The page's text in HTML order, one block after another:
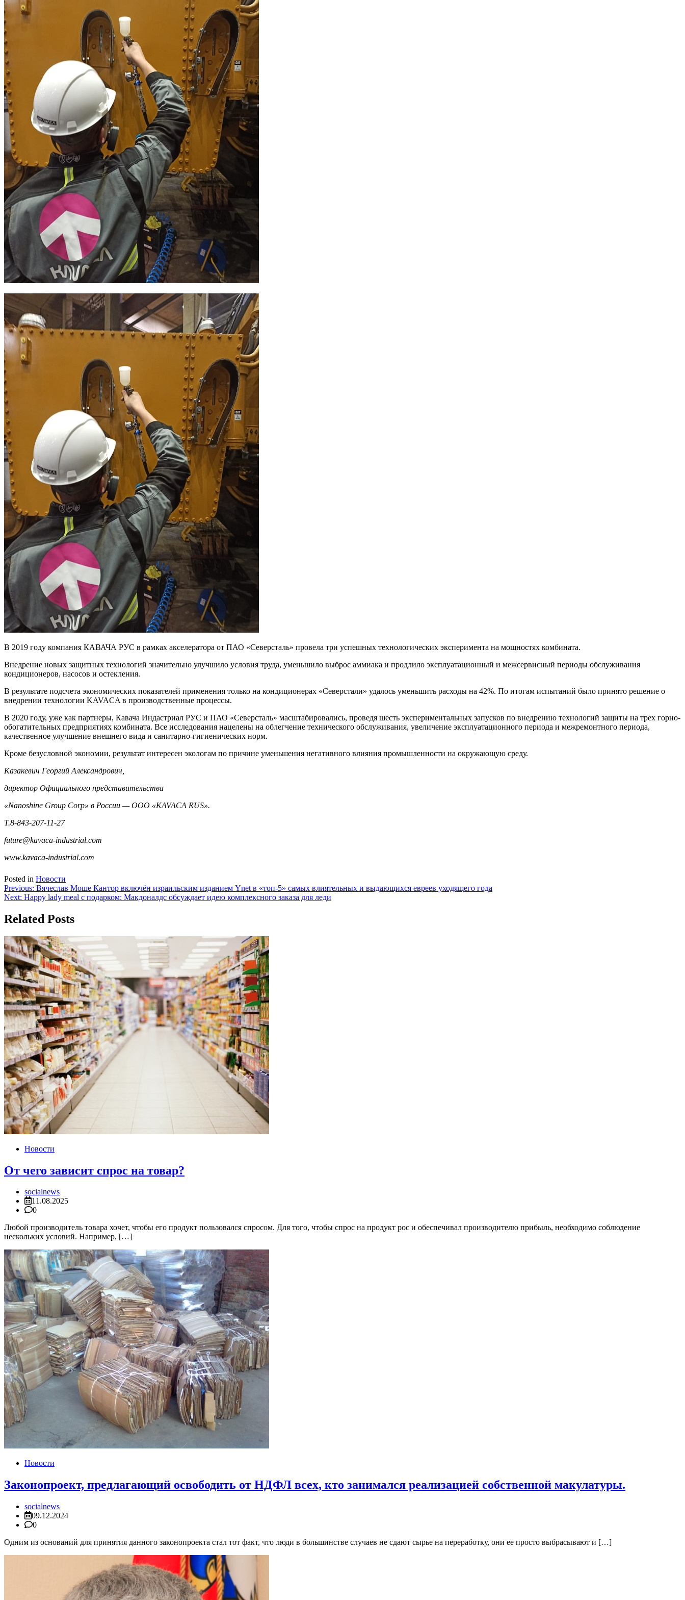
В 2019 году компания КАВАЧА РУС в рамках акселератора от ПАО «Северсталь» провела три успешных технологических эксперимента на мощностях комбината.
Внедрение новых защитных технологий значительно улучшило условия труда, уменьшило выброс аммиака и продлило эксплуатационный и межсервисный периоды обслуживания
кондиционеров, насосов и остекления.
В результате подсчета экономических показателей применения только на кондиционерах «Северстали» удалось уменьшить расходы на 42%. По итогам испытаний было принято решение о
внедрении технологии KAVACA в производственные процессы.
В 2020 году, уже как партнеры, Кавача Индастриал РУС и ПАО «Северсталь» масштабировались, проведя шесть экспериментальных запусков по внедрению технологий защиты на трех горно-
обогатительных предприятиях комбината. Все исследования нацелены на облегчение технического обслуживания, увеличение эксплуатационного периода и межремонтного периода,
качественное улучшение внешнего вида и санитарно-гигиенических норм.
Кроме безусловной экономии, результат интересен экологам по причине уменьшения негативного влияния промышленности на окружающую среду.
Казакевич Георгий Александрович,
директор Официального представительства
«Nanoshine Group Corp» в России — ООО «KAVACA RUS».
T.8-843-207-11-27
future@kavaca-industrial.com
www.kavaca-industrial.com
Posted in Новости
Навигация
по
записям
Previous: Вячеслав Моше Кантор включён израильским изданием Ynet в «топ-5» самых влиятельных и выдающихся евреев уходящего года
Next: Happy lady meal с подарком: Макдоналдс обсуждает идею комплексного заказа для леди
Related Posts
Новости
От чего зависит спрос на товар?
socialnews
11.08.2025
0
Любой производитель товара хочет, чтобы его продукт пользовался спросом. Для того, чтобы спрос на продукт рос и обеспечивал производителю прибыль, необходимо соблюдение
нескольких условий. Например, […]
Новости
Законопроект, предлагающий освободить от НДФЛ всех, кто занимался реализацией собственной макулатуры.
socialnews
09.12.2024
0
Одним из оснований для принятия данного законопроекта стал тот факт, что люди в большинстве случаев не сдают сырье на переработку, они ее просто выбрасывают и […]